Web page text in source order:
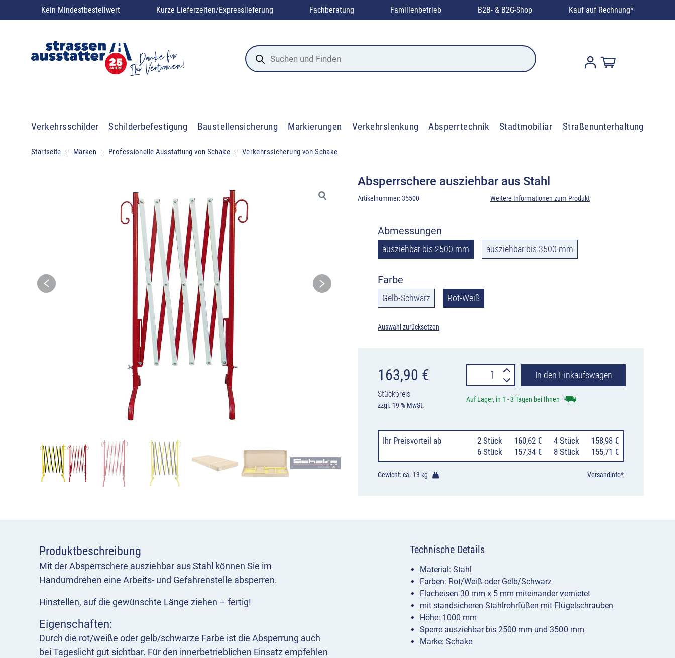
Kein Mindestbestellwert Kurze Lieferzeiten/Expresslieferung Fachberatung Familienbetrieb B2B- & B2G-Shop Kauf auf Rechnung*
Products
search
Verkehrsschilder Schilderbefestigung Baustellensicherung Markierungen Verkehrslenkung Absperrtechnik Stadtmobiliar Straßenunterhaltung
Startseite Marken Professionelle Ausstattung von Schake Verkehrssicherung von Schake
Absperrschere ausziehbar aus Stahl
Artikelnummer:35500 Weitere Informationen zum Produkt
Abmessungen
ausziehbar bis 2500 mm ausziehbar bis 3500 mm
Farbe
Gelb-Schwarz Rot-Weiß
Auswahl zurücksetzen
163,90 €
Stückpreis
zzgl. 19 % MwSt.
Absperrschere
ausziehbar
Stahl
Menge
In den Einkaufswagen
Auf Lager, in 1 - 3 Tagen bei Ihnen
Ihr Preisvorteil ab 2 Stück 160,62 € 4 Stück
158,98 €
6 Stück 157,34 € 8 Stück 155,71 €
Gewicht: ca. 13 kg Versandinfo*
Produktbeschreibung
Mit der Absperrschere ausziehbar aus Stahl können Sie im
Handumdrehen eine Arbeits- und Gefahrenstelle absperren.
Hinstellen, auf die gewünschte Länge ziehen – fertig!
Eigenschaften:
Durch die rot/weiße oder gelb/schwarze Farbe ist die Absperrung auch
bei Tageslicht gut sichtbar. Für den innerbetrieblichen Einsatz empfehlen
Technische Details
Material: Stahl
Farben: Rot/Weiß oder Gelb/Schwarz
Flacheisen 30 mm x 5 mm miteinander vernietet
mit standsicheren Stahlrohrfüßen mit Flügelschrauben
Höhe: 1000 mm
Sperre ausziehbar bis 2500 mm und 3500 mm
Marke: Schake